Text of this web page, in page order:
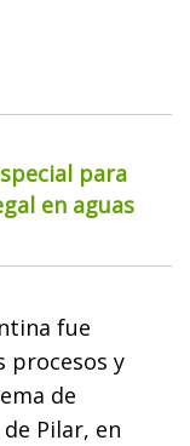
para
en aguas
fue
procesos y
de
Pilar, en